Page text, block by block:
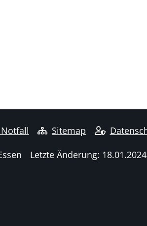
Sitemap
Letzte Änderung: 18.01.2024